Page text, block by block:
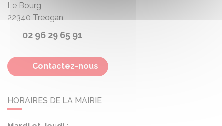
Le Bourg
22340 Treogan
02 96 29 65 91
Contactez-nous
HORAIRES DE LA MAIRIE